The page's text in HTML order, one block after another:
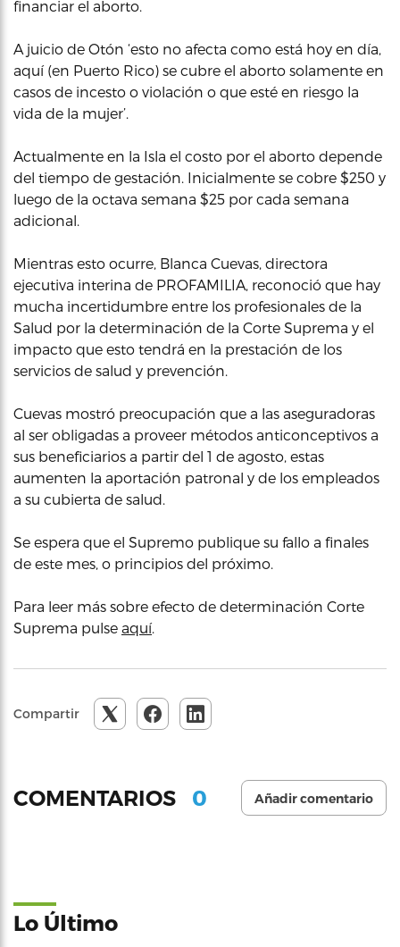
financiar el aborto.
A juicio de Otón ‘esto no afecta como está hoy en día,
aquí (en Puerto Rico) se cubre el aborto solamente en
casos de incesto o violación o que esté en riesgo la
vida de la mujer’.
Actualmente en la Isla el costo por el aborto depende
del tiempo de gestación. Inicialmente se cobre $250 y
luego de la octava semana $25 por cada semana
adicional.
Mientras esto ocurre, Blanca Cuevas, directora
ejecutiva interina de PROFAMILIA, reconoció que hay
mucha incertidumbre entre los profesionales de la
Salud por la determinación de la Corte Suprema y el
impacto que esto tendrá en la prestación de los
servicios de salud y prevención.
Cuevas mostró preocupación que a las aseguradoras
al ser obligadas a proveer métodos anticonceptivos a
sus beneficiarios a partir del 1 de agosto, estas
aumenten la aportación patronal y de los empleados
a su cubierta de salud.
Se espera que el Supremo publique su fallo a finales
de este mes, o principios del próximo.
Para leer más sobre efecto de determinación Corte
Suprema pulse aquí.
Compartir
COMENTARIOS 0 Añadir comentario
Lo Último